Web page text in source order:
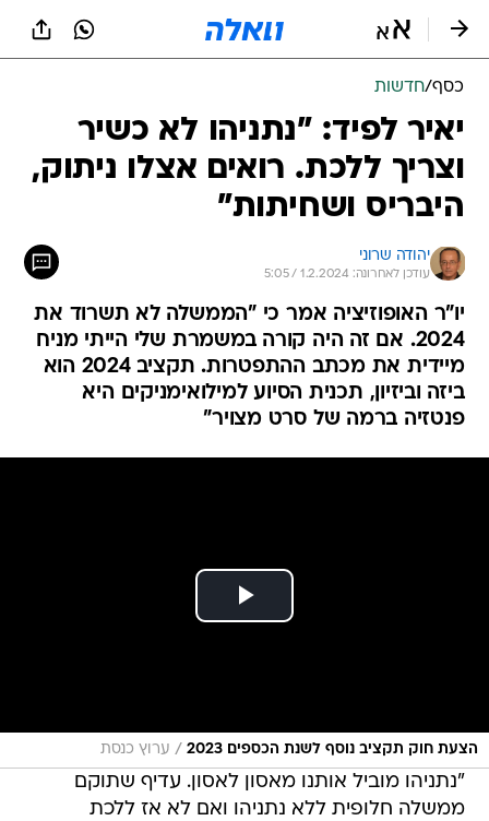
כסף/חדשות
יאיר לפיד: "נתניהו לא כשיר
וצריך ללכת. רואים אצלו ניתוק,
היבריס ושחיתות"
יהודה שרוני
עודכן לאחרונה: 1.2.2024 / 5:05
יו"ר האופוזיציה אמר כי "הממשלה לא תשרוד את
2024. אם זה היה קורה במשמרת שלי הייתי מניח
מיידית את מכתב ההתפטרות. תקציב 2024 הוא
ביזה וביזיון, תכנית הסיוע למילואימניקים היא
פנטזיה ברמה של סרט מצויר"
הצעת חוק תקציב נוסף לשנת הכספים 2023 / ערוץ כנסת
"נתניהו מוביל אותנו מאסון לאסון. עדיף שתוקם
ממשלה חלופית ללא נתניהו ואם לא אז ללכת